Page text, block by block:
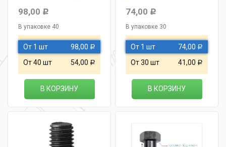
98,00 Р
В упаковке 40
От 1 шт 98,00 Р
От 40 шт 54,00 Р
В КОРЗИНУ
74,00 Р
В упаковке 30
От 1 шт 74,00 Р
От 30 шт 41,00 Р
В КОРЗИНУ